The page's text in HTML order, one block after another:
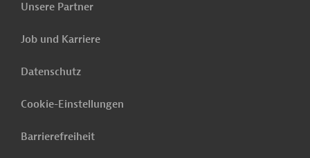
Unsere Partner
Job und Karriere
Datenschutz
Cookie-Einstellungen
Barrierefreiheit